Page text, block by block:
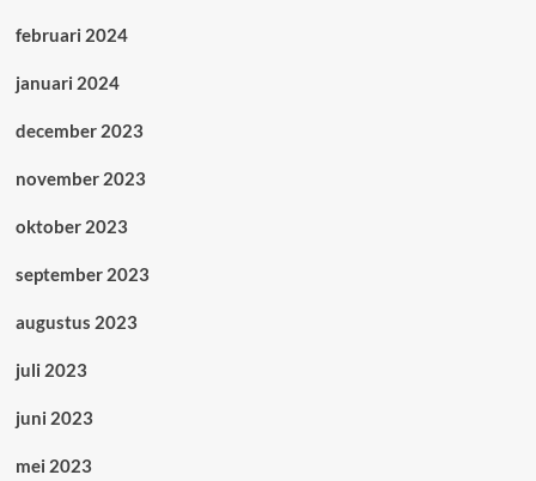
februari 2024
januari 2024
december 2023
november 2023
oktober 2023
september 2023
augustus 2023
juli 2023
juni 2023
mei 2023